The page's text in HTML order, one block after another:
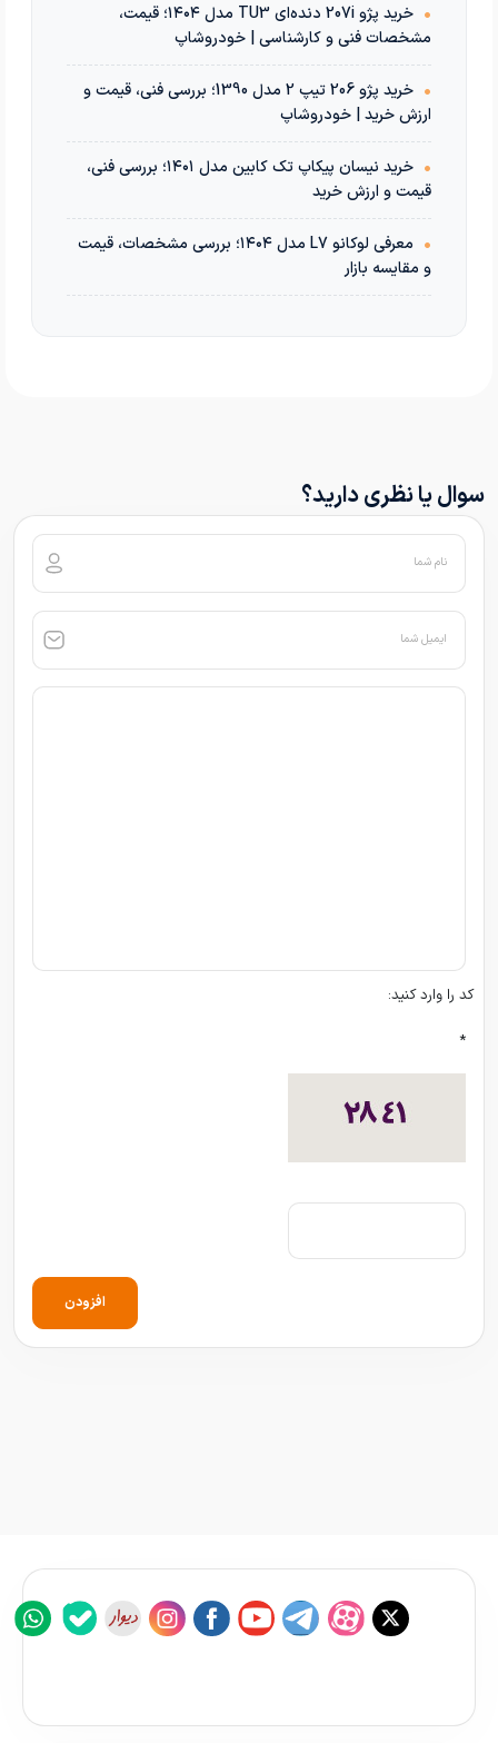
•
خرید پژو 207i دنده‌ای TU3 مدل ۱۴۰۴؛ قیمت،
مشخصات فنی و کارشناسی | خودروشاپ
•
خرید پژو 206 تیپ 2 مدل 1390؛ بررسی فنی، قیمت و
ارزش خرید | خودروشاپ
•
خرید نیسان پیکاپ تک کابین مدل ۱۴۰۱؛ بررسی فنی،
قیمت و ارزش خرید
•
معرفی لوکانو L7 مدل ۱۴۰۴؛ بررسی مشخصات، قیمت
و مقایسه بازار
سوال یا نظری دارید؟
نام شما
ایمیل شما
کد را وارد کنید:
*
افزودن